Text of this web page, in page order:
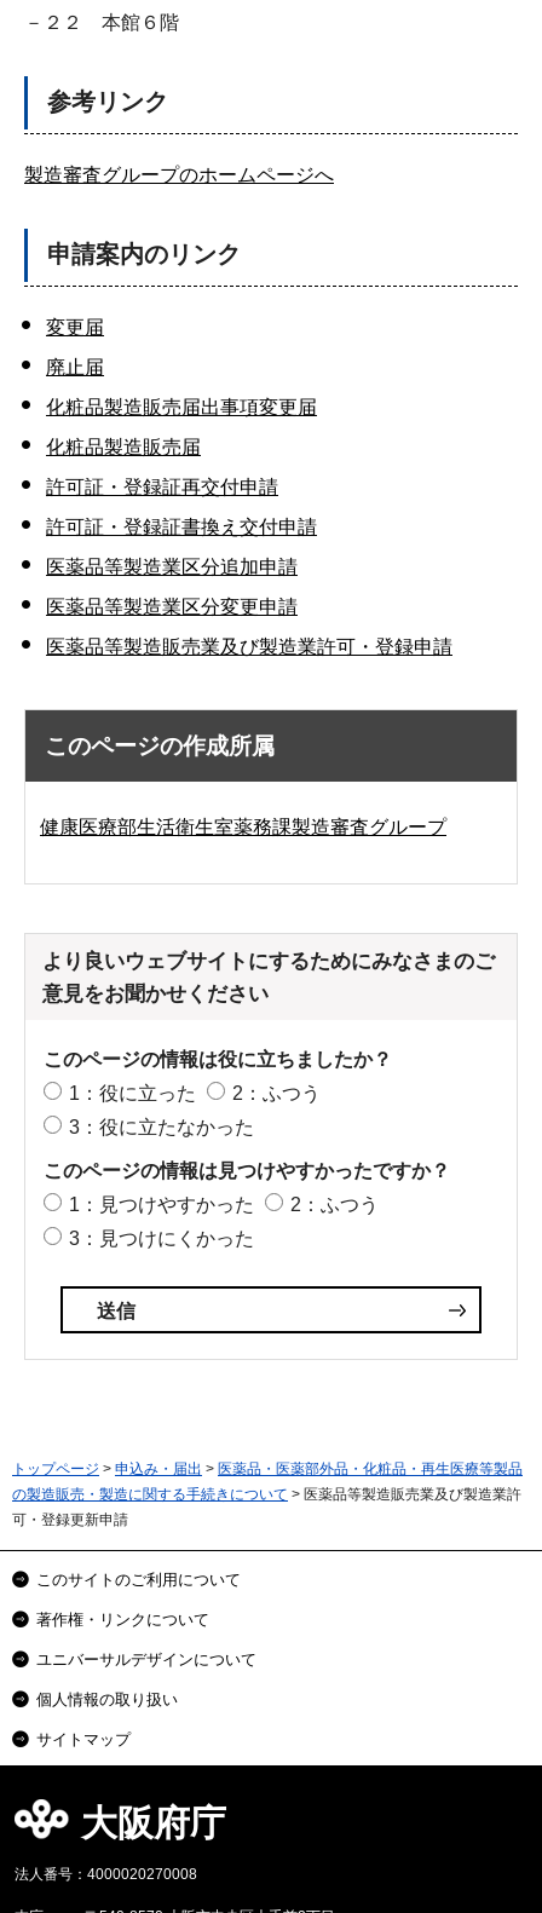
－２２ 本館６階
参考リンク
製造審査グループのホームページへ
申請案内のリンク
変更届
廃止届
化粧品製造販売届出事項変更届
化粧品製造販売届
許可証・登録証再交付申請
許可証・登録証書換え交付申請
医薬品等製造業区分追加申請
医薬品等製造業区分変更申請
医薬品等製造販売業及び製造業許可・登録申請
このページの作成所属
健康医療部生活衛生室薬務課製造審査グループ
より良いウェブサイトにするためにみなさまのご
意見をお聞かせください
このページの情報は役に立ちましたか？
1：役に立った
2：ふつう
3：役に立たなかった
このページの情報は見つけやすかったですか？
1：見つけやすかった
2：ふつう
3：見つけにくかった
トップページ > 申込み・届出 > 医薬品・医薬部外品・化粧品・再生医療等製品
の製造販売・製造に関する手続きについて > 医薬品等製造販売業及び製造業許
可・登録更新申請
このサイトのご利用について
著作権・リンクについて
ユニバーサルデザインについて
個人情報の取り扱い
サイトマップ
大阪府庁
法人番号：4000020270008